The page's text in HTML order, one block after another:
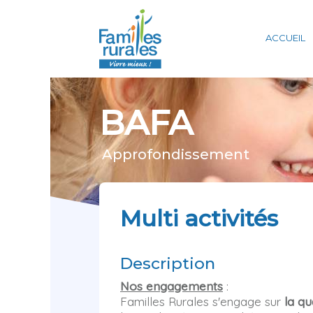
ACCUEIL
BAFA
Approfondissement
Multi activités
Description
Nos engagements :
Familles Rurales s'engage sur la
Panneau de gestion des cookies